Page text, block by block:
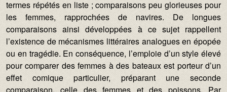
termes répétés en liste ; comparaisons peu glorieuses pour
les femmes, rapprochées de navires. De longues
comparaisons ainsi développées à ce sujet rappellent
l’existence de mécanismes littéraires analogues en épopée
ou en tragédie. En conséquence, l’emploie d’un style élevé
pour comparer des femmes à des bateaux est porteur d’un
effet comique particulier, préparant une seconde